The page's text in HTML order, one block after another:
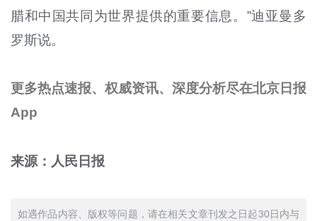
腊和中国共同为世界提供的重要信息。”迪亚曼多
罗斯说。
更多热点速报、权威资讯、深度分析尽在北京日报
App
来源：人民日报
如遇作品内容、版权等问题，请在相关文章刊发之日起30日内与